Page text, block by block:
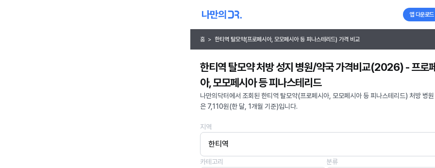
앱 다운로드
홈 > 한티역 탈모약(프로페시아, 모모페시아 등 피나스테리드) 가격 비교
한티역 탈모약 처방 성지 병원/약국 가격비교(2026) - 프로
아, 모모페시아 등 피나스테리드
나만의닥터에서 조회된 한티역 탈모약(프로페시아, 모모페시아 등 피나스테리드) 처방 병
은 7,110원(한 달, 1개월 기준)입니다.
지역
한티역
카테고리 분류